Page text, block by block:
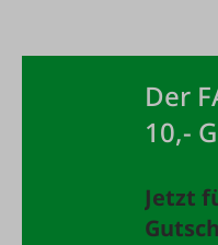
Der
10,-
Jetzt